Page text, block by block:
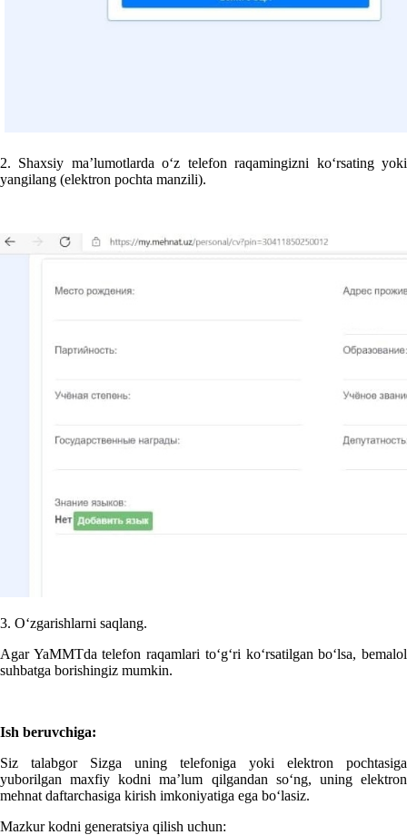
2. Shaхsiy ma’lumotlarda oʻz telefon raqamingizni koʻrsating yoki
yangilang (elektron pochta manzili).
3. Oʻzgarishlarni saqlang.
Agar YaMMTda telefon raqamlari toʻgʻri koʻrsatilgan boʻlsa, bemalol
suhbatga borishingiz mumkin.
Ish beruvchiga:
Siz talabgor Sizga uning telefoniga yoki elektron pochtasiga
yuborilgan maхfiy kodni ma’lum qilgandan soʻng, uning elektron
mehnat daftarchasiga kirish imkoniyatiga ega boʻlasiz.
Mazkur kodni generatsiya qilish uchun: